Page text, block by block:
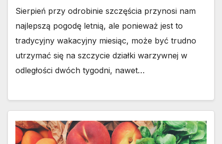
Sierpień przy odrobinie szczęścia przynosi nam
najlepszą pogodę letnią, ale ponieważ jest to
tradycyjny wakacyjny miesiąc, może być trudno
utrzymać się na szczycie działki warzywnej w
odległości dwóch tygodni, nawet…